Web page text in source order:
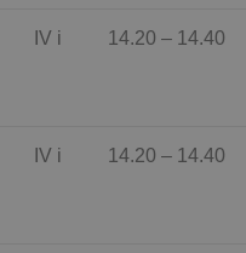
IV i 14.20 – 14.40
IV i 14.20 – 14.40